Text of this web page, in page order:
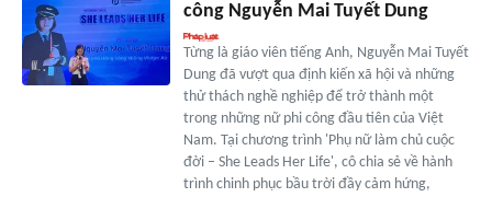
công Nguyễn Mai Tuyết Dung
Từng là giáo viên tiếng Anh, Nguyễn Mai Tuyết
Dung đã vượt qua định kiến xã hội và những
thử thách nghề nghiệp để trở thành một
trong những nữ phi công đầu tiên của Việt
Nam. Tại chương trình 'Phụ nữ làm chủ cuộc
đời – She Leads Her Life', cô chia sẻ về hành
trình chinh phục bầu trời đầy cảm hứng,